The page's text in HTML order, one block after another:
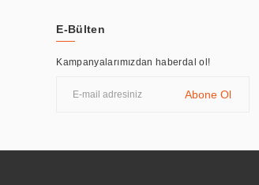
E-Bülten
Kampanyalarımızdan haberdal ol!
Abone Ol